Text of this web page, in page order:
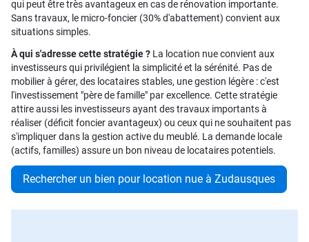
qui peut être très avantageux en cas de rénovation importante.
Sans travaux, le micro-foncier (30% d'abattement) convient aux
situations simples.
À qui s'adresse cette stratégie ? La location nue convient aux
investisseurs qui privilégient la simplicité et la sérénité. Pas de
mobilier à gérer, des locataires stables, une gestion légère : c'est
l'investissement "père de famille" par excellence. Cette stratégie
attire aussi les investisseurs ayant des travaux importants à
réaliser (déficit foncier avantageux) ou ceux qui ne souhaitent pas
s'impliquer dans la gestion active du meublé. La demande locale
(actifs, familles) assure un bon niveau de locataires potentiels.
Rechercher un bien pour location nue à Zudausques